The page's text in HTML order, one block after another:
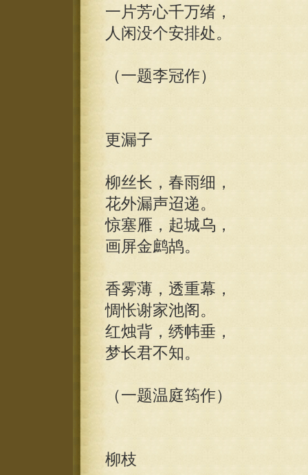
一片芳心千万绪，
人闲没个安排处。
（一题李冠作）
更漏子
柳丝长，春雨细，
花外漏声迢递。
惊塞雁，起城乌，
画屏金鹧鸪。
香雾薄，透重幕，
惆怅谢家池阁。
红烛背，绣帏垂，
梦长君不知。
（一题温庭筠作）
柳枝